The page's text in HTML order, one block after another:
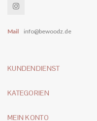
Mail info@bewoodz.de
KUNDENDIENST
KATEGORIEN
MEIN KONTO